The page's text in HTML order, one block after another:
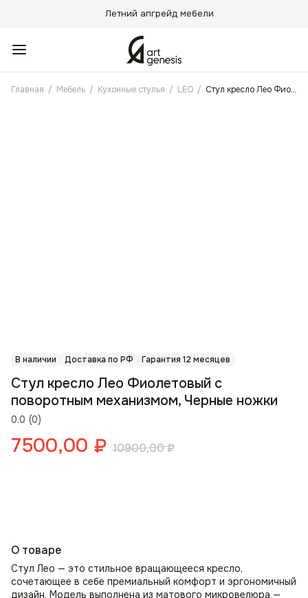
Летний апгрейд мебели
Главная / Мебель / Кухонные стулья / LEO / Стул кресло Лео Фиолетовый с поворотным механизмом, Черные ножки
В наличии Доставка по РФ Гарантия 12 месяцев
0.0 (0)
Стул кресло Лео Фиолетовый с
поворотным механизмом, Черные ножки
7500,00 ₽ 10900,00₽
О товаре
Стул Лео — это стильное вращающееся кресло,
сочетающее в себе премиальный комфорт и эргономичный
дизайн. Модель выполнена из матового микровелюра —